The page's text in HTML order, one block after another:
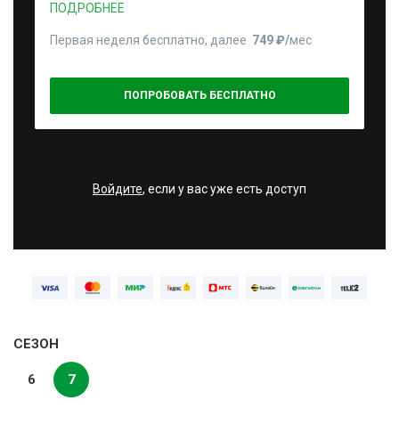
ПОДРОБНЕЕ
Первая неделя бесплатно, далее 749 ₽⁠/⁠мес
ПОПРОБОВАТЬ БЕСПЛАТНО
Войдите, если у вас уже есть доступ
СЕЗОН
6 7